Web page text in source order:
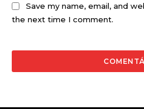
Save my name, email, and
the next time I comment.